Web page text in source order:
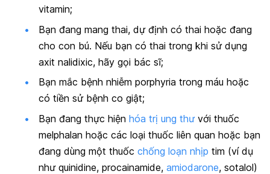
vitamin;
Bạn đang mang thai, dự định có thai hoặc đang
cho con bú. Nếu bạn có thai trong khi sử dụng
axit nalidixic, hãy gọi bác sĩ;
Bạn mắc bệnh nhiễm porphyria trong máu hoặc
có tiền sử bệnh co giật;
Bạn đang thực hiện hóa trị ung thưvới thuốc
melphalan hoặc các loại thuốc liên quan hoặc bạn
đang dùng một thuốc chống loạn nhịp tim (ví dụ
như quinidine, procainamide, amiodarone, sotalol)